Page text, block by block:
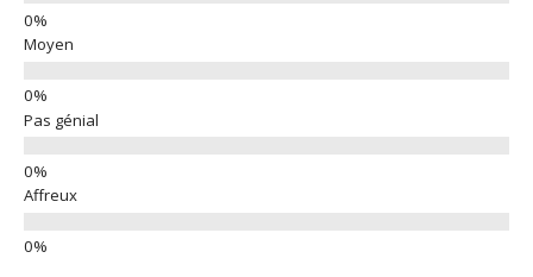
Moyen
Pas génial
Affreux